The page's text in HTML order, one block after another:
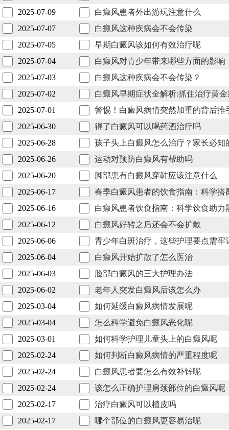
2025-07-09
白癜风患者外出游玩注意什么
2025-07-07
白癜风这种疾病会不会传染
2025-07-05
早期白癜风该如何有效治疗呢
2025-07-04
白癜风对青少年带来哪些方面的影响
2025-07-03
白癜风这种疾病会不会传染？
2025-07-02
白癜风早期症状全解析:抓住治疗黄金
2025-07-01
警惕！白癜风病情突然加重的背后推
2025-06-30
得了白癜风可以喝药酒治疗吗
2025-06-28
孩子头上白癜风怎么治疗？家长必知
2025-06-26
运动对预防白癜风有帮助吗
2025-06-20
脚部患有白癜风穿鞋应该注意什么​ ​ ​ ​
2025-06-17
春季白癜风患者的饮食指南：科学搭
2025-06-16
白癜风患者饮食指南：科学饮食助力
2025-06-12
白癜风好转之后还会不会扩散
2025-06-06
青少年白斑治疗，这些护理要点需牢
2025-06-04
白癜风开始扩散了怎么医治
2025-06-03
脸部白癜风的三大护理办法
2025-06-02
老年人突发白癜风后该怎么办
2025-03-04
如何延缓白癜风病情发展呢
2025-03-04
怎么科学避免白癜风恶化呢
2025-03-01
如何科学护理儿童头上的白癜风呢
2025-02-24
如何判断白癜风病情的严重程度呢
2025-02-24
白癜风患者要怎么有效补锌呢
2025-02-24
该怎么正确护理肩颈部位的白癜风呢
2025-02-17
治疗白癜风可以植皮吗
2025-02-17
哪个部位的白癜风更容易治呢